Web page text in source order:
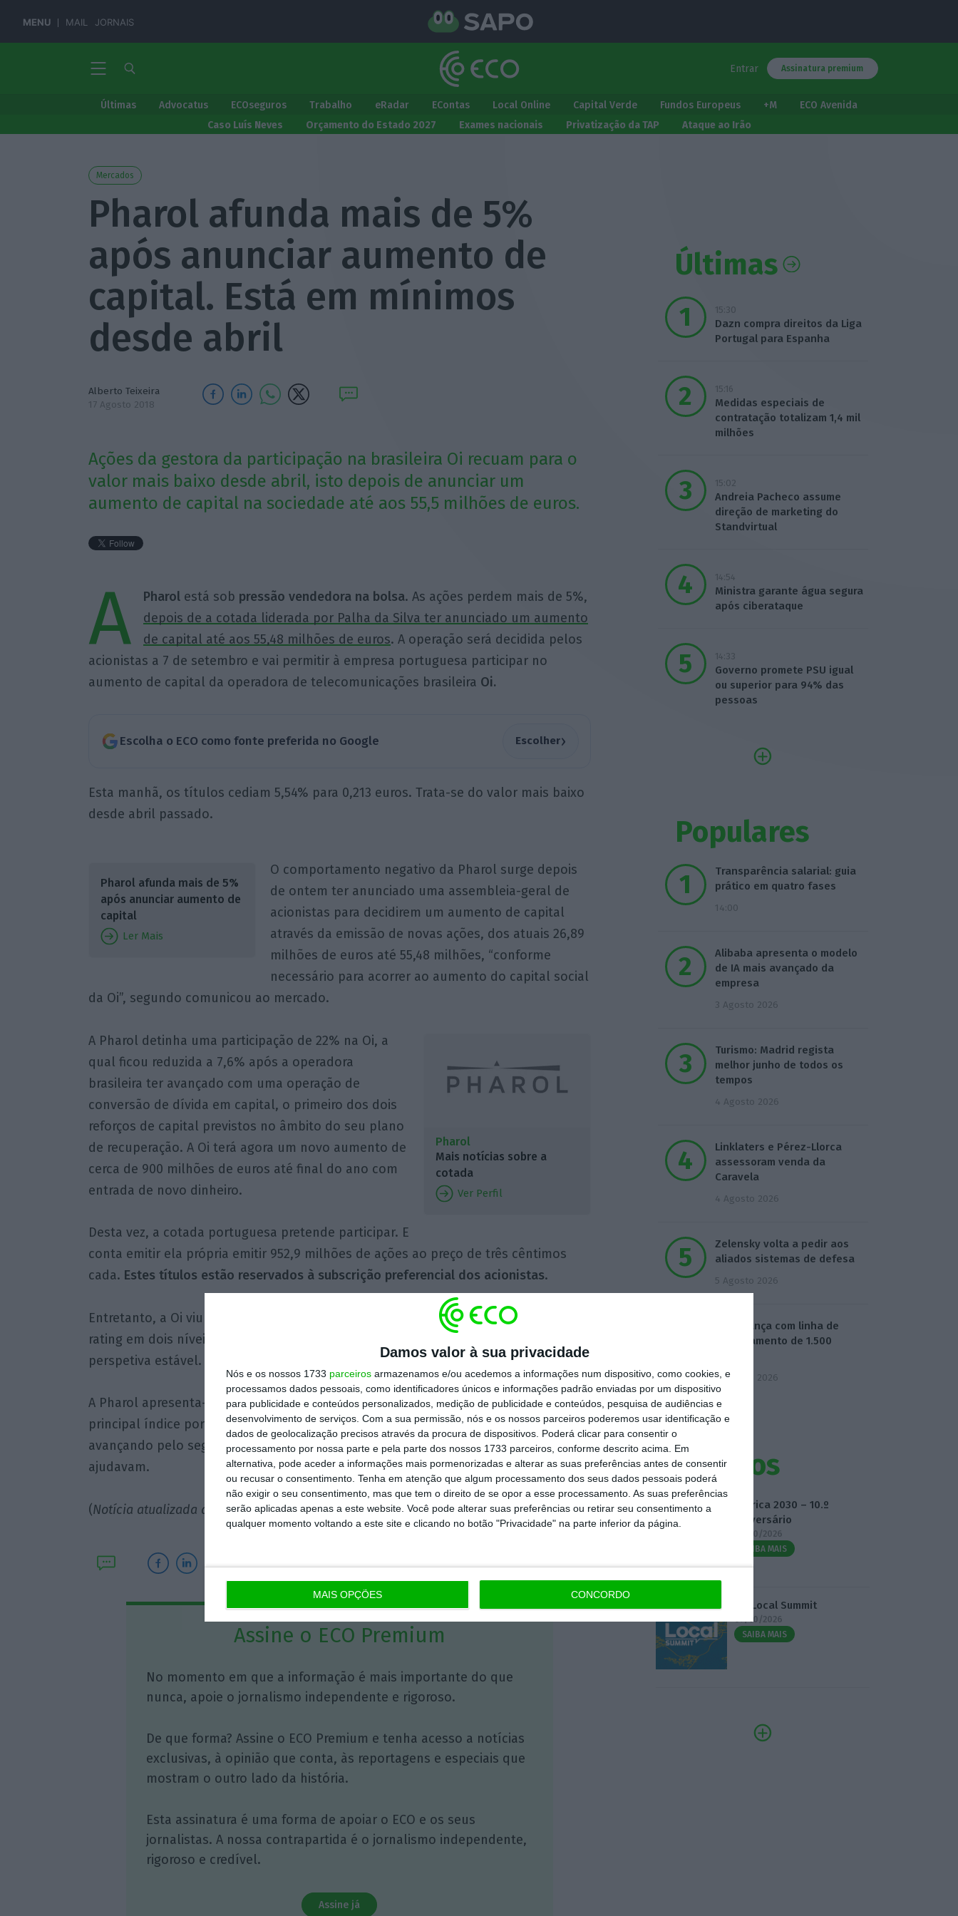
Damos valor à sua privacidade
Nós e os nossos 1733 parceiros armazenamos e/ou acedemos a informações num dispositivo, como cookies, e
processamos dados pessoais, como identificadores únicos e informações padrão enviadas por um dispositivo
para publicidade e conteúdos personalizados, medição de publicidade e conteúdos, pesquisa de audiências e
desenvolvimento de serviços. Com a sua permissão, nós e os nossos parceiros poderemos usar identificação e
dados de geolocalização precisos através da procura de dispositivos. Poderá clicar para consentir o
processamento por nossa parte e pela parte dos nossos 1733 parceiros, conforme descrito acima. Em
alternativa, pode aceder a informações mais pormenorizadas e alterar as suas preferências antes de consentir
ou recusar o consentimento. Tenha em atenção que algum processamento dos seus dados pessoais poderá
não exigir o seu consentimento, mas que tem o direito de se opor a esse processamento. As suas preferências
serão aplicadas apenas a este website. Você pode alterar suas preferências ou retirar seu consentimento a
qualquer momento voltando a este site e clicando no botão "Privacidade" na parte inferior da página.
MAIS OPÇÕES CONCORDO
MENU MAIL JORNAIS
Entrar Assinatura premium
Últimas Advocatus ECOseguros Trabalho eRadar EContas Local Online Capital Verde Fundos Europeus +M
ECO Avenida
Caso Luís Neves
Orçamento do Estado 2027 Exames nacionais Privatização da TAP Ataque ao Irão
Mercados
Pharol afunda mais de 5%
após anunciar aumento de
capital. Está em mínimos
desde abril
Alberto Teixeira
17 Agosto 2018
Ações da gestora da participação na brasileira Oi recuam para o
valor mais baixo desde abril, isto depois de anunciar um
aumento de capital na sociedade até aos 55,5 milhões de euros.
A Pharolestá sob pressão vendedora na bolsa. As ações perdem mais de 5%,
depois de a cotada liderada por Palha da Silva ter anunciado um aumento
de capital até aos 55,48 milhões de euros. A operação será decidida pelos
acionistas a 7 de setembro e vai permitir à empresa portuguesa participar no
aumento de capital da operadora de telecomunicações brasileira Oi.
Escolha o ECO como fonte preferida no Google Escolher›
Esta manhã, os títulos cediam 5,54% para 0,213 euros. Trata-se do valor mais baixo
desde abril passado.
Pharol afunda mais de 5%
após anunciar aumento de
capital
Ler Mais
O comportamento negativo da Pharol surge depois
de ontem ter anunciado uma assembleia-geral de
acionistas para decidirem um aumento de capital
através da emissão de novas ações, dos atuais 26,89
milhões de euros até 55,48 milhões, “conforme
necessário para acorrer ao aumento do capital social
da Oi”, segundo comunicou ao mercado.
Pharol
Mais notícias sobre a
cotada
Ver Perfil
A Pharol detinha uma participação de 22% na Oi, a
qual ficou reduzida a 7,6% após a operadora
brasileira ter avançado com uma operação de
conversão de dívida em capital, o primeiro dos dois
reforços de capital previstos no âmbito do seu plano
de recuperação. A Oi terá agora um novo aumento de
cerca de 900 milhões de euros até final do ano com
entrada de novo dinheiro.
Desta vez, a cotada portuguesa pretende participar. E
conta emitir ela própria emitir 952,9 milhões de ações ao preço de três cêntimos
cada. Estes títulos estão reservados à subscrição preferencial dos acionistas.
Entretanto, a Oi viu esta quinta-feira a agência Standard & Poor’s melhorar o seu
rating em dois níveis, de CCC+ (nível de quase incumprimento) para B, com uma
perspetiva estável.
A Pharol apresenta-se com o pior desempenho na bolsa portuguesa. OPSI-20,o
principal índice português, regista uma valorização de 0,04% para 5.489,7 pontos,
avançando pelo segundo dia consecutivo. Galp e EDP, com subidas de 0,2% e 0,3%,
ajudavam.
(Notícia atualizada às 9h06)
Assine o ECO Premium
No momento em que a informação é mais importante do que
nunca, apoie o jornalismo independente e rigoroso.
De que forma? Assine o ECO Premium e tenha acesso a notícias
exclusivas, à opinião que conta, às reportagens e especiais que
mostram o outro lado da história.
Esta assinatura é uma forma de apoiar o ECO e os seus
jornalistas. A nossa contrapartida é o jornalismo independente,
rigoroso e credível.
Assine já
Últimas
15:30
Dazn compra direitos da Liga
Portugal para Espanha
15:16
Medidas especiais de
contratação totalizam 1,4 mil
milhões
15:02
Andreia Pacheco assume
direção de marketing do
Standvirtual
14:54
Ministra garante água segura
após ciberataque
14:33
Governo promete PSU igual
ou superior para 94% das
pessoas
Populares
Transparência salarial: guia
prático em quatro fases
14:00
Alibaba apresenta o modelo
de IA mais avançado da
empresa
3 Agosto 2026
Turismo: Madrid regista
melhor junho de todos os
tempos
4 Agosto 2026
Linklaters e Pérez-Llorca
assessoram venda da
Caravela
4 Agosto 2026
Zelensky volta a pedir aos
aliados sistemas de defesa
5 Agosto 2026
BPF avança com linha de
financiamento de 1.500
5 Agosto 2026
Eventos
Fábrica 2030 – 10.º
Aniversário
14/10/2026
SAIBA MAIS
3.º Local Summit
07/10/2026
SAIBA MAIS